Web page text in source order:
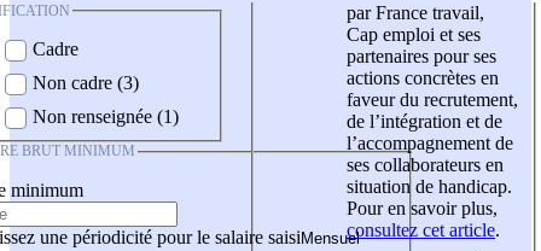
Cadre
Non cadre (3)
Non renseignée (1)
BRUT MINIMUM
minimum
une périodicité pour le salaire saisi
par France travail,
Cap emploi et ses
partenaires pour ses
actions concrètes en
faveur du recrutement,
de l’intégration et de
l’accompagnement de
ses collaborateurs en
situation de handicap.
Pour en savoir plus,
consultez cet article.